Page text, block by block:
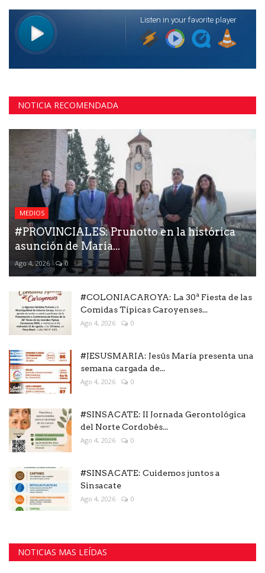
NOTICIA RECOMENDADA
MEDIOS
#PROVINCIALES: Prunotto en la histórica
asunción de María...
Ago 4, 2026 0
#COLONIACAROYA: La 30ª Fiesta de las
Comidas Típicas Caroyenses...
Ago 4, 2026 0
#JESUSMARIA: Jesús María presenta una
semana cargada de...
Ago 4, 2026 0
#SINSACATE: II Jornada Gerontológica
del Norte Cordobés...
Ago 4, 2026 0
#SINSACATE: Cuidemos juntos a
Sinsacate
Ago 4, 2026 0
NOTICIAS MAS LEÍDAS